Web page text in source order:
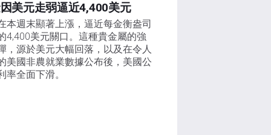
美元走弱逼近4,400美元
本週末顯著上漲，逼近每金衡盎司
4,400美元關口。這種貴金屬的強
，源於美元大幅回落，以及在令人
美國非農就業數據公布後，美國公
率全面下滑。